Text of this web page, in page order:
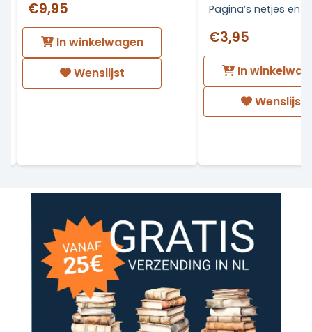
€9,95
In winkelwagen
Wenslijst
Pagina’s netjes en
€3,95
In
Wenslijst